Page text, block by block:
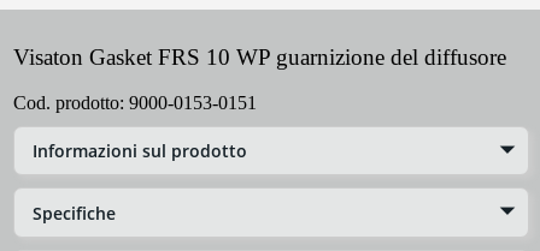
Visaton Gasket FRS 10 WP guarnizione del diffusore
Cod. prodotto: 9000-0153-0151
Informazioni sul prodotto
Specifiche